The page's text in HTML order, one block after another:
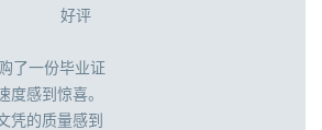
好评
了一份毕业证
度感到惊喜。
凭的质量感到